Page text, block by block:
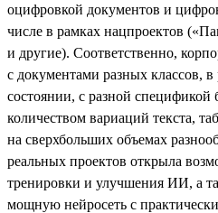
оцифровкой документов и
числе в рамках нацпроектов
и другие). Соответственно,
с документами разных классов,
состоянии, с разной
количеством вариаций текста,
на сверхбольших объемах
реальных проектов открыла
тренировки и улучшения ИИ, а
мощную нейросеть с